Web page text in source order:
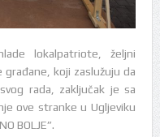
lokalpatriote, željni
građane, koji zaslužuju da
rada, zaključak je sa
ove stranke u Ugljeviku
BOLJE”.